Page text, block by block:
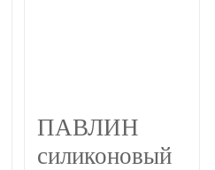
ПАВЛИН
силиконовый